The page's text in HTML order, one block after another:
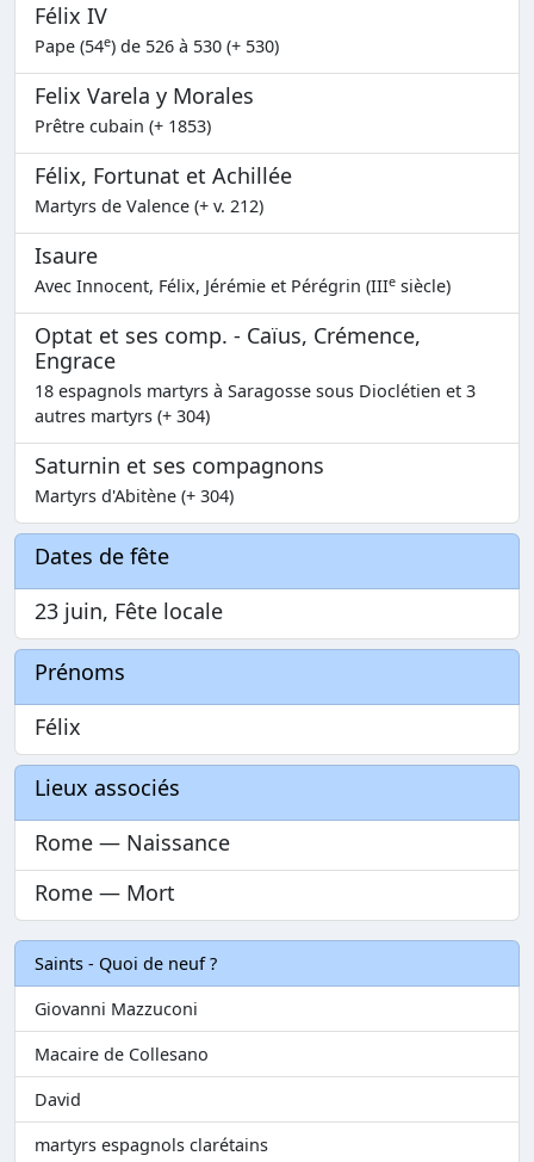
Félix IV
Pape (54e) de 526 à 530 (+ 530)
Felix Varela y Morales
Prêtre cubain (+ 1853)
Félix, Fortunat et Achillée
Martyrs de Valence (+ v. 212)
Isaure
Avec Innocent, Félix, Jérémie et Pérégrin (IIIe siècle)
Optat et ses comp. - Caïus, Crémence,
Engrace
18 espagnols martyrs à Saragosse sous Dioclétien et 3
autres martyrs (+ 304)
Saturnin et ses compagnons
Martyrs d'Abitène (+ 304)
Dates de fête
23 juin, Fête locale
Prénoms
Félix
Lieux associés
Rome — Naissance
Rome — Mort
Saints - Quoi de neuf ?
Giovanni Mazzuconi
Macaire de Collesano
David
martyrs espagnols clarétains